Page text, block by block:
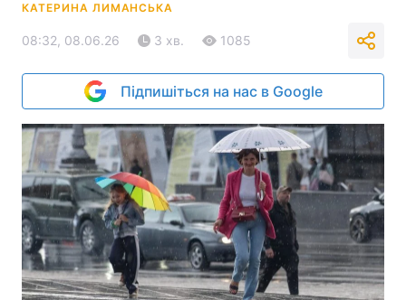
КАТЕРИНА ЛИМАНСЬКА
08:32, 08.06.26 3 хв. 1085
Підпишіться на нас в Google